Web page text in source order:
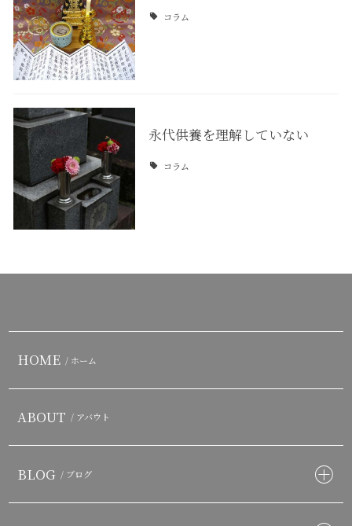
コラム
永代供養を理解していない
コラム
HOME / ホーム
ABOUT / アバウト
BLOG / ブログ